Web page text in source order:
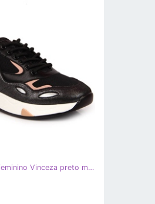
Tênis esportivo feminino Vinceza preto multicolorido